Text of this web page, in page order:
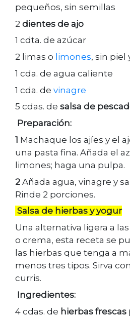
pequeños, sin semillas
2 dientes de ajo
1 cdta. de azúcar
2 limas o limones, sin piel
1 cda. de agua caliente
1 cda. de vinagre
5 cdas. de salsa de
Preparación:
1 Machaque los ajíes y el
una pasta fina. Añada el
limones; haga una pulpa.
2 Añada agua, vinagre y
Rinde 2 porciones.
Salsa de hierbas y yogur
Una alternativa ligera a
o crema, esta receta se
las hierbas que tenga a
menos tres tipos. Sirva con
curris.
Ingredientes:
4 cdas. de hierbas frescas